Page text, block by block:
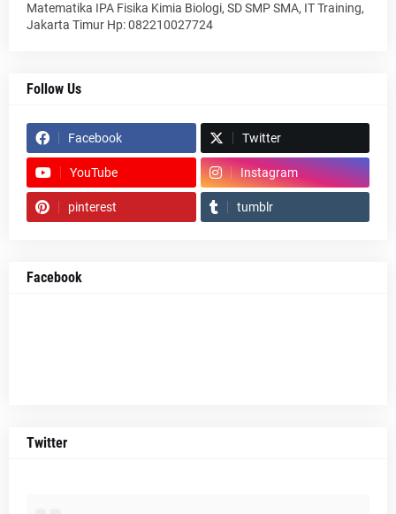
Matematika IPA Fisika Kimia Biologi, SD SMP SMA, IT Training,
Jakarta Timur Hp: 082210027724
Follow Us
Facebook Twitter
YouTube Instagram
pinterest tumblr
Facebook
Twitter